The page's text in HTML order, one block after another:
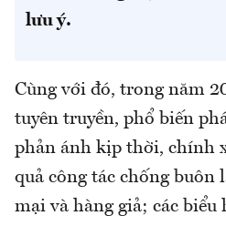
lưu ý.
Cùng với đó, trong năm
tuyên truyền, phổ biến
phản ánh kịp thời, chính
quả công tác chống buôn
mại và hàng giả; các biểu